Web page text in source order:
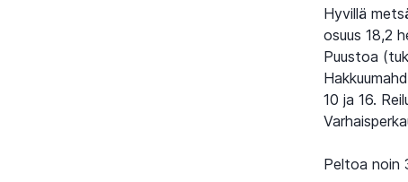
Hyvillä
osuus 18,2
Puustoa
10 ja 16.
Peltoa noin